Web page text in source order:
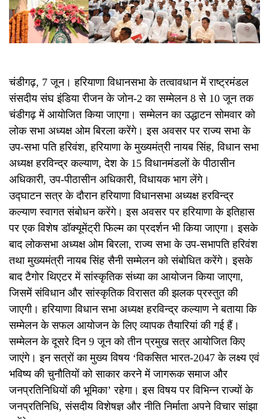
चंडीगढ़, 7 जून। हरियाणा विधानसभा के तत्वावधान में राष्ट्रमंडल
संसदीय संघ इंडिया रीजन के जोन-2 का सम्मेलन 8 से 10 जून तक
चंडीगढ़ में आयोजित किया जाएगा। सम्मेलन का उद्धाटन सोमवार को
लोक सभा अध्यक्ष ओम बिरला करेंगे। इस अवसर पर राज्य सभा के
उप-सभा पति हरिवंश, हरियाणा के मुख्यमंत्री नायब सिंह, विधान सभा
अध्यक्ष हरविन्द्र कल्याण, देश के 15 विधानमंडलों के पीठासीन
अधिकारी, उप-पीठासीन अधिकारी, विधायक भाग लेंगे।
उद्घाटन सत्र के दौरान हरियाणा विधानसभा अध्यक्ष हरविन्द्र
कल्याण स्वागत संबोधन करेंगे। इस अवसर पर हरियाणा के इतिहास
पर एक विशेष डॉक्यूमेंट्री फिल्म का प्रदर्शन भी किया जाएगा। इसके
बाद लोकसभा अध्यक्ष ओम बिरला, राज्य सभा के उप-सभापति हरिवंश
तथा मुख्यमंत्री नायब सिंह सैनी सम्मेलन को संबोधित करेंगे। इसके
बाद टैगोर थिएटर में सांस्कृतिक संध्या का आयोजन किया जाएगा,
जिसमें संविधान और सांस्कृतिक विरासत की झलक प्रस्तुत की
जाएगी। हरियाणा विधान सभा अध्यक्ष हरविन्द्र कल्याण ने बताया कि
सम्मेलन के सफल आयोजन के लिए व्यापक तैयारियां की गई हैं।
सम्मेलन के दूसरे दिन 9 जून को तीन प्रमुख सत्र आयोजित किए
जाएंगे। इन सत्रों का मुख्य विषय ‘विकसित भारत-2047 के लक्ष्य एवं
भविष्य की चुनौतियों को साकार करने में जागरूक समाज और
जनप्रतिनिधियों की भूमिका’ रहेगा। इस विषय पर विभिन्न राज्यों के
जनप्रतिनिधि, संसदीय विशेषज्ञ और नीति निर्माता अपने विचार सांझा